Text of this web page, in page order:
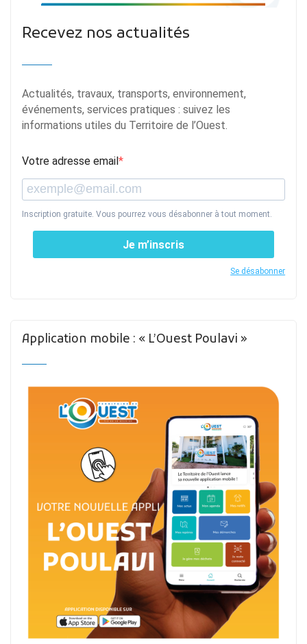
Recevez nos actualités
Actualités, travaux, transports, environnement,
événements, services pratiques : suivez les
informations utiles du Territoire de l’Ouest.
Votre adresse email
Inscription gratuite. Vous pourrez vous désabonner à tout moment.
Je m’inscris
Se désabonner
Application mobile : « L’Ouest Poulavi »